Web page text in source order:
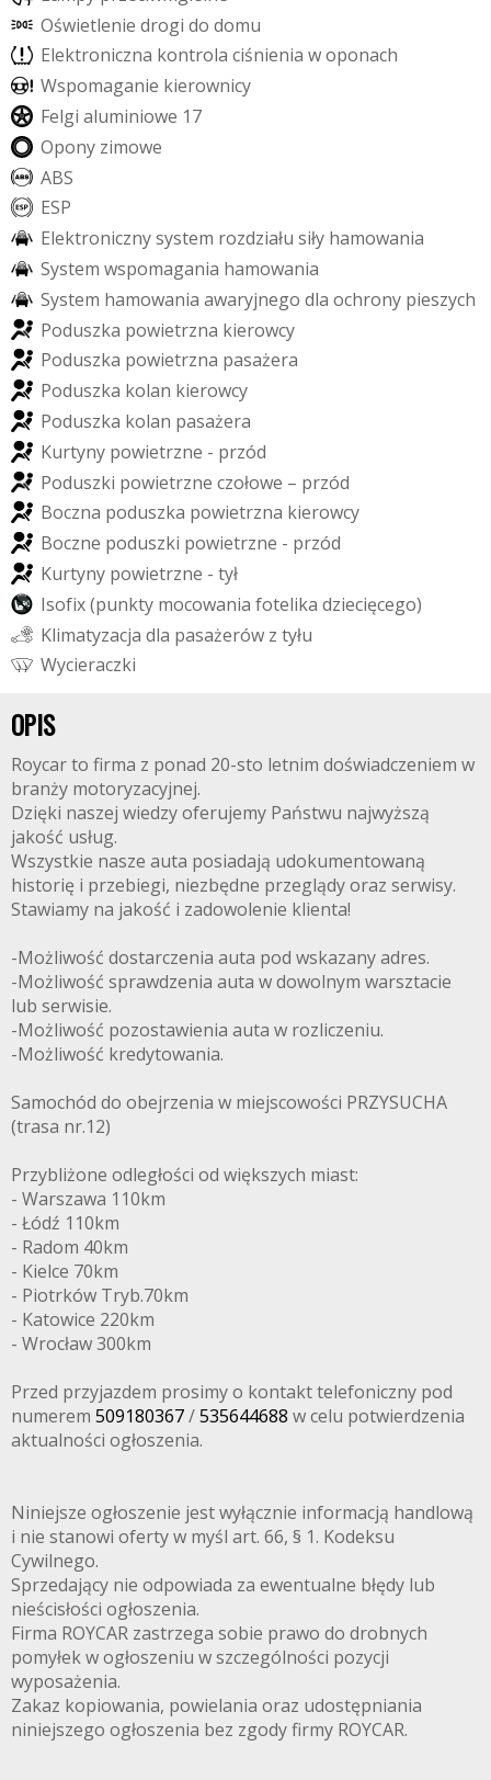
Oświetlenie drogi do domu
Elektroniczna kontrola ciśnienia woponach
Wspomaganie kierownicy
Felgi aluminiowe 17
Opony zimowe
ABS
ESP
Elektronicznysystem rozdziału siły hamowania
System wspomagania hamowania
System hamowania awaryjnego dla ochrony pieszych
Poduszka powietrzna kierowcy
Poduszka powietrzna pasażera
Poduszka kolan kierowcy
Poduszka kolan pasażera
Kurtyny powietrzne - przód
Poduszki powietrzne czołowe – przód
Boczna poduszka powietrzna kierowcy
Boczne poduszki powietrzne - przód
Kurtyny powietrzne - tył
Isofix(punkty mocowania fotelika dziecięcego)
Klimatyzacja dla pasażerów z tyłu
Wycieraczki
OPIS
Roycar to firma z ponad 20-sto letnim doświadczeniem w
branży motoryzacyjnej.
Dzięki naszej wiedzy oferujemy Państwu najwyższą
jakość usług.
Wszystkie nasze auta posiadają udokumentowaną
historię i przebiegi, niezbędne przeglądy oraz serwisy.
Stawiamy na jakość i zadowolenie klienta!
-Możliwość dostarczenia auta pod wskazany adres.
-Możliwość sprawdzenia auta w dowolnym warsztacie
lub serwisie.
-Możliwość pozostawienia auta w rozliczeniu.
-Możliwość kredytowania.
Samochód do obejrzenia w miejscowości PRZYSUCHA
(trasa nr.12)
Przybliżone odległości od większych miast:
- Warszawa 110km
- Łódź 110km
- Radom 40km
- Kielce 70km
- Piotrków Tryb.70km
- Katowice 220km
- Wrocław 300km
Przed przyjazdem prosimy o kontakt telefoniczny pod
numerem 509180367/535644688 w celu potwierdzenia
aktualności ogłoszenia.
Niniejsze ogłoszenie jest wyłącznie informacją handlową
i nie stanowi oferty w myśl art. 66, § 1. Kodeksu
Cywilnego.
Sprzedający nie odpowiada za ewentualne błędy lub
nieścisłości ogłoszenia.
Firma ROYCAR zastrzega sobie prawo do drobnych
pomyłek w ogłoszeniu w szczególności pozycji
wyposażenia.
Zakaz kopiowania, powielania oraz udostępniania
niniejszego ogłoszenia bez zgody firmy ROYCAR.